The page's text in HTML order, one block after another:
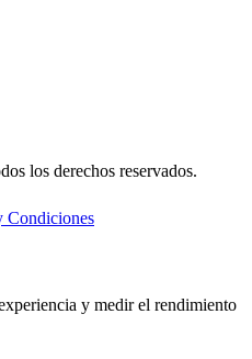
los derechos reservados.
Condiciones
y medir el rendimiento